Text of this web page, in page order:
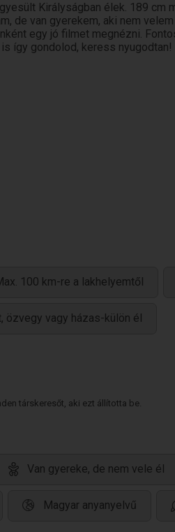
Királyságban élek. 189 cm
de van gyerekem, aki nem
egy jó filmet megnézni.
így gondolod, keress
100 km-re a lakhelyemtől
özvegy vagy házas-külön él
társkeresőt, aki ezt állította be.
Van gyereke, de nem vele él
Magyar anyanyelvű